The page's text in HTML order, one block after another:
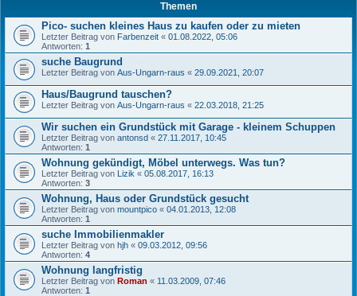
Themen
Pico- suchen kleines Haus zu kaufen oder zu mieten
Letzter Beitrag von Farbenzeit « 01.08.2022, 05:06
Antworten: 1
suche Baugrund
Letzter Beitrag von Aus-Ungarn-raus « 29.09.2021, 20:07
Haus/Baugrund tauschen?
Letzter Beitrag von Aus-Ungarn-raus « 22.03.2018, 21:25
Wir suchen ein Grundstück mit Garage - kleinem Schuppen
Letzter Beitrag von antonsd « 27.11.2017, 10:45
Antworten: 1
Wohnung gekündigt, Möbel unterwegs. Was tun?
Letzter Beitrag von Lizik « 05.08.2017, 16:13
Antworten: 3
Wohnung, Haus oder Grundstück gesucht
Letzter Beitrag von mountpico « 04.01.2013, 12:08
Antworten: 1
suche Immobilienmakler
Letzter Beitrag von hjh « 09.03.2012, 09:56
Antworten: 4
Wohnung langfristig
Letzter Beitrag von Roman « 11.03.2009, 07:46
Antworten: 1